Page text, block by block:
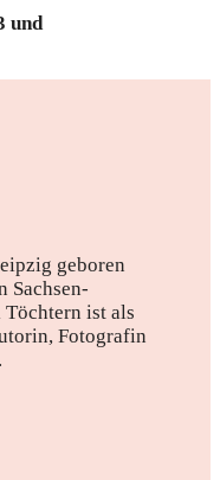
und
geboren
Sachsen-
ist als
Fotografin